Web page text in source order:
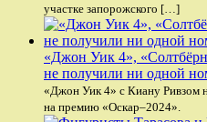
участке запорожского […]
«Джон Уик 4»,
не получили ни одной
«Джон Уик 4» с Киану Ривзом
на премию «Оскар–2024».